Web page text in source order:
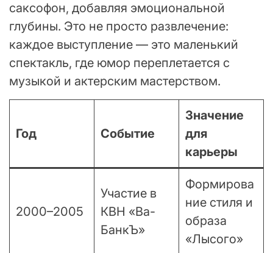
саксофон, добавляя эмоциональной
глубины. Это не просто развлечение:
каждое выступление — это маленький
спектакль, где юмор переплетается с
музыкой и актерским мастерством.
Год Событие
Значение
для
карьеры
2000–2005
Участие в
КВН «Ва-
БанкЪ»
Формирова
ние стиля и
образа
«Лысого»